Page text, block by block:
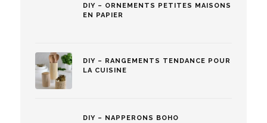
DIY – ORNEMENTS PETITES MAISONS
EN PAPIER
DIY – RANGEMENTS TENDANCE POUR
LA CUISINE
DIY – NAPPERONS BOHO